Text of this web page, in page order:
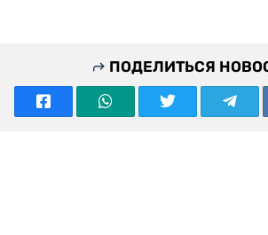
ПОДЕЛИТЬСЯ